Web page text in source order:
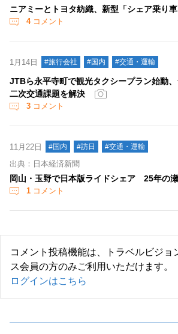
ニアミーとトヨタ紡織、新型「シェア乗り
4コメント
1月14日 #旅行会社 #国内 #交通・運輸
JTBら永平寺町で観光タクシープラン始動
二次交通課題を解決
3 コメント
11月22日 #国内 #訪日 #交通・運輸
出典：日本経済新聞
岡山・玉野で日本版ライドシェア 25年の
1 コメント
コメント投稿機能は、トラベルビジョ
ス会員の方のみご利用いただけます。
ログインはこちら